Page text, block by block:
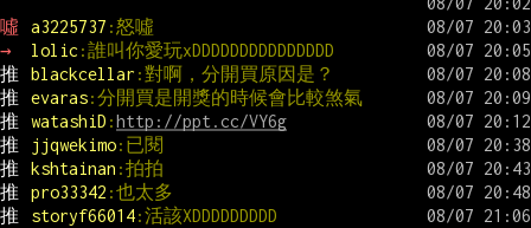
噓 a3225737 :怒噓
→
lolic :誰叫你愛玩xDDDDDDDDDDDDDDD
推
blackcellar :對啊，分開買原因是？
推
evaras:分開買是開獎的時候會比較煞氣
推
watashiD :http://ppt.cc/VY6g
推
jjqwekimo:已閱
推
kshtainan :拍拍
推
pro33342 :也太多
推
storyf66014:活該XDDDDDDDDD